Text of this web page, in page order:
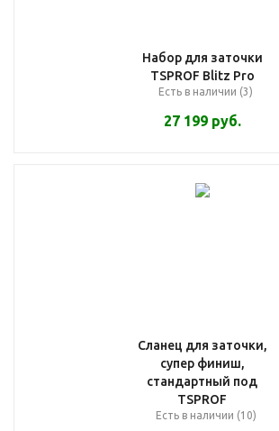
Набор для заточки
TSPROF Blitz Pro
Есть в наличии (3)
27 199руб.
Сланец для заточки,
супер финиш,
стандартный под
TSPROF
Есть в наличии (10)